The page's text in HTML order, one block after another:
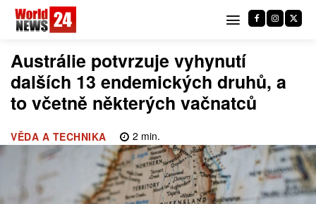
Austrálie potvrzuje vyhynutí
dalších 13 endemických druhů, a
to včetně některých vačnatců
VĚDA A TECHNIKA 2 min.